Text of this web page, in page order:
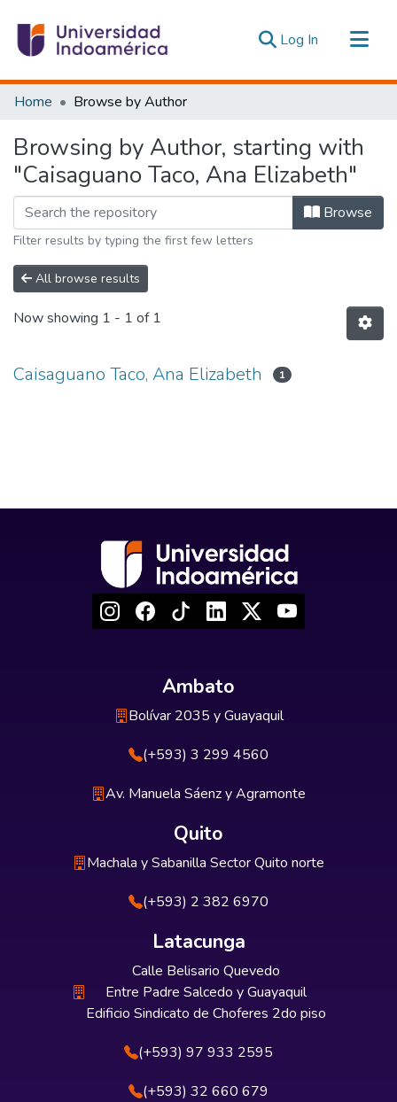
Log In (current)
Communities & Collections
Estadísticas Externas
Home Browse by Author
Browsing by Author, starting with
"Caisaguano Taco, Ana Elizabeth"
Browse
Filter results by typing the first few letters
All browse results
Now showing 1 - 1 of 1
Caisaguano Taco, Ana Elizabeth 1
Ambato
Bolívar 2035 y Guayaquil
(+593) 3 299 4560
Av. Manuela Sáenz y Agramonte
Quito
Machala y Sabanilla Sector Quito norte
(+593) 2 382 6970
Latacunga
Calle Belisario Quevedo
Entre Padre Salcedo y Guayaquil
Edificio Sindicato de Choferes 2do piso
(+593) 97 933 2595
(+593) 32 660 679